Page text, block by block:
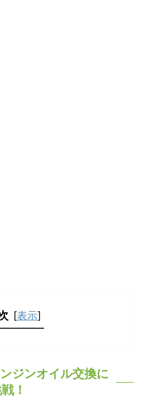
[表示]
ジンオイル交換に
！